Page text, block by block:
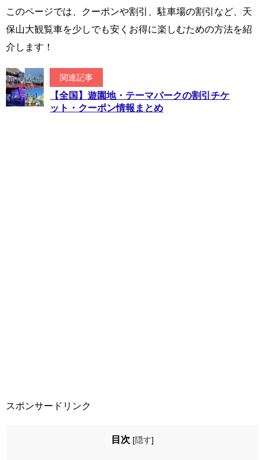
このページでは、クーポンや割引、駐車場の割引など、天
保山大観覧車を少しでも安くお得に楽しむための方法を紹
介します！
関連記事
【全国】遊園地・テーマパークの割引チケ
ット・クーポン情報まとめ
スポンサードリンク
目次 [隠す]